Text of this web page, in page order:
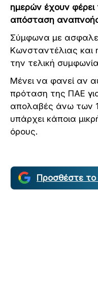
ημερών έχουν φέρει
απόσταση
Σύμφωνα με
Κωνσταντέλιας και
την τελική
Μένει να φανεί αν
πρόταση της ΠΑΕ
απολαβές άνω των
υπάρχει κάποια
όρους.
Προσθέστε